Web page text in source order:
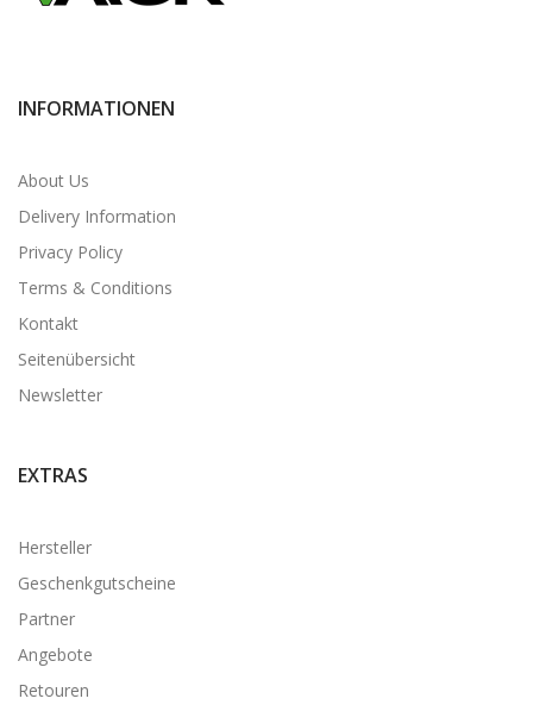
INFORMATIONEN
About Us
Delivery Information
Privacy Policy
Terms & Conditions
Kontakt
Seitenübersicht
Newsletter
EXTRAS
Hersteller
Geschenkgutscheine
Partner
Angebote
Retouren